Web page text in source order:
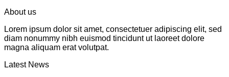
About us
Lorem ipsum dolor sit amet, consectetuer adipiscing elit, sed
diam nonummy nibh euismod tincidunt ut laoreet dolore
magna aliquam erat volutpat.
Latest News